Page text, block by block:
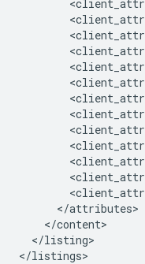
<client_attr
<client_attr
<client_attr
<client_attr
<client_attr
<client_attr
<client_attr
<client_attr
<client_attr
<client_attr
<client_attr
<client_attr
<client_attr
</attributes
</content
</listing>
</listings>